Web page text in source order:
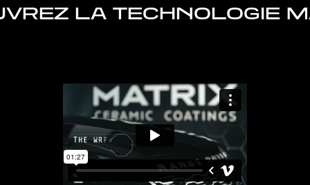
LA TECHNOLOGIE